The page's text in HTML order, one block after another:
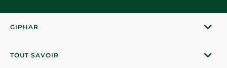
GIPHAR
TOUT SAVOIR